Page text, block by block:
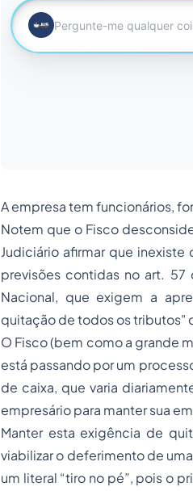
A empresa tem funcionários,
Notem que o Fisco
Judiciário afirmar que
previsões contidas no art. 57
Nacional, que exigem a
quitação de todos os tributos"
O Fisco (bem como a grande
está passando por um
de caixa, que varia
empresário para manter sua
Manter esta exigência de
viabilizar o deferimento de
um literal “tiro no pé”, pois o